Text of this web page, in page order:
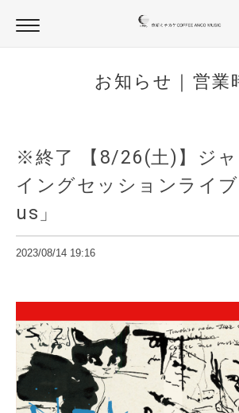
お知らせ｜営業
※終了 【8/26(土)】ジャ
イングセッションライ
us」
2023/08/14 19:16